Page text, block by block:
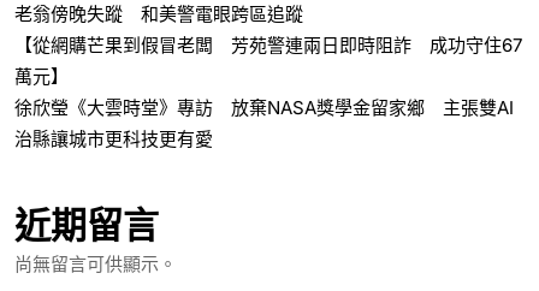
老翁傍晚失蹤 和美警電眼跨區追蹤
【從網購芒果到假冒老闆 芳苑警連兩日即時阻詐 成功守住67
萬元】
徐欣瑩《大雲時堂》專訪 放棄NASA獎學金留家鄉 主張雙AI
治縣讓城市更科技更有愛
近期留言
尚無留言可供顯示。